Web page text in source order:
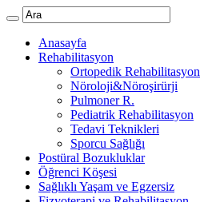
Anasayfa
Rehabilitasyon
Ortopedik Rehabilitasyon
Nöroloji&Nöroşirürji
Pulmoner R.
Pediatrik Rehabilitasyon
Tedavi Teknikleri
Sporcu Sağlığı
Postüral Bozukluklar
Öğrenci Köşesi
Sağlıklı Yaşam ve Egzersiz